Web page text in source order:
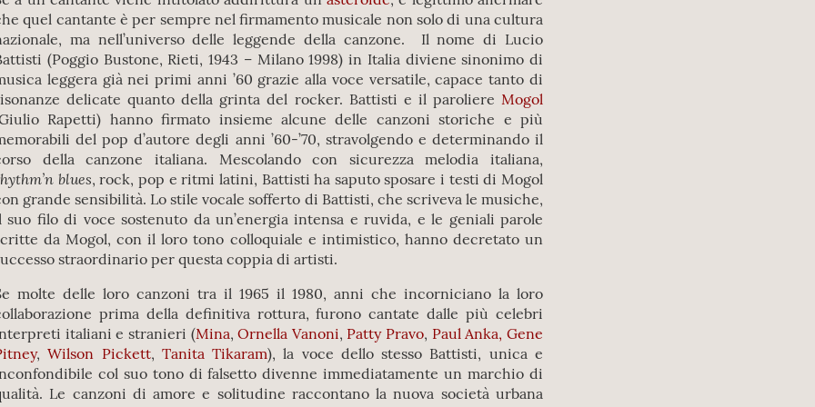
quel cantante è per sempre nel firmamento musicale non solo di una cultura
ma nell’universo delle leggende della canzone. Il nome di Lucio
(Poggio Bustone, Rieti, 1943 – Milano 1998) in Italia diviene sinonimo di
leggera già nei primi anni ’60 grazie alla voce versatile, capace tanto di
delicate quanto della grinta del rocker. Battisti e il paroliere Mogol
Rapetti) hanno firmato insieme alcune delle canzoni storiche e più
del pop d’autore degli anni ’60-’70, stravolgendo e determinando il
della canzone italiana. Mescolando con sicurezza melodia italiana,
blues, rock, pop e ritmi latini, Battisti ha saputo sposare i testi di Mogol
grande sensibilità. Lo stile vocale sofferto di Battisti, che scriveva le musiche,
suo filo di voce sostenuto da un’energia intensa e ruvida, e le geniali parole
da Mogol, con il loro tono colloquiale e intimistico, hanno decretato un
straordinario per questa coppia di artisti.
molte delle loro canzoni tra il 1965 il 1980, anni che incorniciano la loro
prima della definitiva rottura, furono cantate dalle più celebri
italiani e stranieri (Mina,Ornella Vanoni, Patty Pravo, Paul Anka, Gene
,Wilson Pickett, Tanita Tikaram), la voce dello stesso Battisti, unica e
col suo tono di falsetto divenne immediatamente un marchio di
Le canzoni di amore e solitudine raccontano la nuova società urbana